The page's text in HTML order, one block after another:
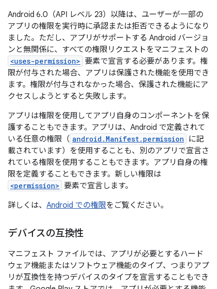
Android 6.0（API レベル 23）以降は、ユーザーが一部の
アプリの権限を実行時に承認または拒否できるようになり
ました。ただし、アプリがサポートする Android バージョ
ンと無関係に、すべての権限リクエストをマニフェストの
<uses-permission> 要素で宣言する必要があります。権
限が付与された場合、アプリは保護された機能を使用でき
ます。権限が付与されなかった場合、保護された機能にア
クセスしようとすると失敗します。
アプリは権限を使用してアプリ自身のコンポーネントを保
護することもできます。アプリは、Android で定義されて
いる任意の権限（ android.Manifest.permission
に記
載されています）を使用することも、別のアプリで宣言さ
れている権限を使用することもできます。アプリ自身の権
限を定義することもできます。新しい権限は
<permission> 要素で宣言します。
詳しくは、 Android での権限をご覧ください。
デバイスの互換性
マニフェスト ファイルでは、アプリが必要とするハード
ウェア機能またはソフトウェア機能のタイプ、つまりアプ
リが互換性を持つデバイスのタイプを宣言することもでき